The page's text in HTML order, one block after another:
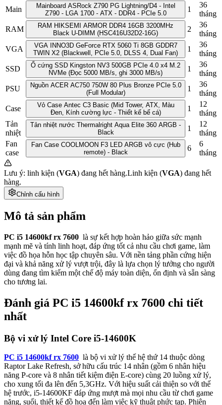
Main
Mainboard ASRock Z790 PG Lightning/D4 - Intel
Z790 - LGA 1700 - ATX - DDR4 - PCIe 5.0
1
36
tháng
RAM
RAM HIKSEMI ARMOR DDR4 16GB 3200MHz
Black U-DIMM (HSC416U32D2-16G)
2
36
tháng
VGA
VGA INNO3D GeForce RTX 5060 Ti 8GB GDDR7
TWIN X2 (Blackwell, PCIe 5.0, DLSS 4, Dual Fan)
1
36
tháng
SSD
Ổ cứng SSD Kingston NV3 500GB PCIe 4.0 x4 M.2
NVMe (Đọc 5000 MB/s, ghi 3000 MB/s)
1
36
tháng
PSU
Nguồn ACER AC750 750W 80 Plus Bronze PCIe 5.0
(Full Modular)
1
36
tháng
Case
Vỏ Case Antec C3 Basic (Mid Tower, ATX, Màu
Đen, Kính cường lực - Thiết kế bể cá)
1
12
tháng
Tản
nhiệt
Tản nhiệt nước Thermalright Aqua Elite 360 ARGB -
Black
1
12
tháng
Fan
case
Fan Case COOLMOON F3 LED ARGB vô cực (Hub
remote) - Black
6
6
tháng
Lưu ý: linh kiện (VGA) đang hết hàng.Linh kiện (VGA) đang hết
hàng.
Chỉnh cấu hình
Mô tả sản phẩm
PC i5 14600kf rx 7600 là sự kết hợp hoàn hảo giữa sức mạnh
mạnh mẽ và tính linh hoạt, đáp ứng tốt cả nhu cầu chơi game, làm
việc đồ họa hỗn học tập chuyên sâu. Với nền tảng phần cứng hiện
đại và khả năng xử lý vượt trội, đây là lựa chọn lý tưởng cho người
dùng đang tìm kiếm một chế độ máy toàn diện, ổn định và sẵn sàng
cho tương lai.
Đánh giá PC i5 14600kf rx 7600 chi tiết
nhất
Bộ vi xử lý Intel Core i5-14600K
PC i5 14600kf rx 7600 là bộ vi xử lý thế hệ thứ 14 thuộc dòng
Raptor Lake Refresh, sở hữu cấu trúc 14 nhân (gồm 6 nhân hiệu
năng P-core và 8 nhân tiết kiệm điện E-core) cùng 20 luồng xử lý,
cho xung tối đa lên đến 5,3GHz. Với hiệu suất cải thiện so với thế
hệ trước, i5-14600KF đáp ứng mượt mà mọi nhu cầu từ chơi game
nặng, suối, thiết kế đồ họa đến làm việc kỹ thuật phức tạp. Phiên